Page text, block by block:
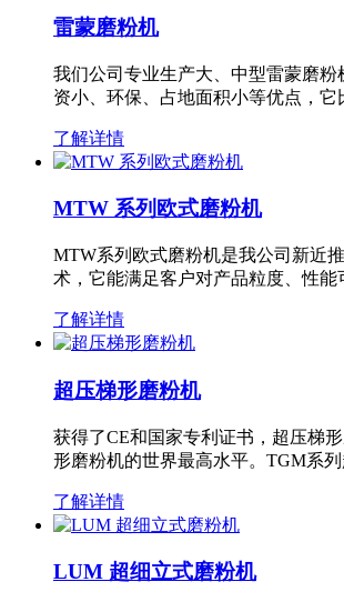
雷蒙磨粉机
我们公司专业生产大、中型雷蒙磨
资小、环保、占地面积小等优点，
了解详情
MTW 系列欧式磨粉机
MTW系列欧式磨粉机是我公司新近
术，它能满足客户对产品粒度、性
了解详情
超压梯形磨粉机
获得了CE和国家专利证书，超压梯
形磨粉机的世界最高水平。TGM系
了解详情
LUM 超细立式磨粉机